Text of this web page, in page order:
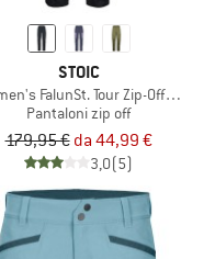
STOIC
FalunSt. Tour Zip-Off Pants
Pantaloni zip off
179,95 € da 44,99 €
3,0(5)